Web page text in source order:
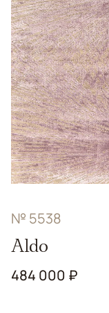
№ 5538
Aldo
484 000 ₽